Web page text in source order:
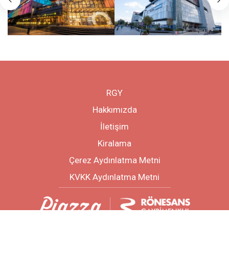
RGY
Hakkımızda
İletişim
Kiralama
Çerez Aydınlatma Metni
KVKK Aydınlatma Metni